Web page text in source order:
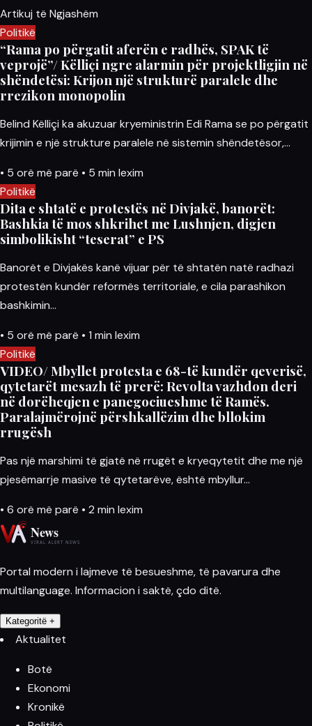
Artikuj të Ngjashëm
Politikë
“Rama po përgatit aferën e radhës, SPAK të
veprojë”/ Këlliçi ngre alarmin për projektligjin në
shëndetësi: Krijon një strukturë paralele dhe
rrezikon monopolin
Belind Këlliçi ka akuzuar kryeministrin Edi Rama se po përgatit
krijimin e një strukture paralele në sistemin shëndetësor,…
• 5 orë më parë • 5 min lexim
Politikë
Dita e shtatë e protestës në Divjakë, banorët:
Bashkia të mos shkrihet me Lushnjen, digjen
simbolikisht “teserat” e PS
Banorët e Divjakës kanë vijuar për të shtatën natë radhazi
protestën kundër reformës territoriale, e cila parashikon
bashkimin…
• 5 orë më parë • 1 min lexim
Politikë
VIDEO/ Mbyllet protesta e 68-të kundër qeverisë,
qytetarët mesazh të prerë: Revolta vazhdon deri
në dorëheqjen e panegociueshme të Ramës.
Paralajmërojnë përshkallëzim dhe bllokim
rrugësh
Pas një marshimi të gjatë në rrugët e kryeqytetit dhe me një
pjesëmarrje masive të qytetarëve, është mbyllur…
• 6 orë më parë • 2 min lexim
Portal modern i lajmeve të besueshme, të pavarura dhe
multilanguage. Informacion i saktë, çdo ditë.
Kategoritë +
Aktualitet
Botë
Ekonomi
Kronikë